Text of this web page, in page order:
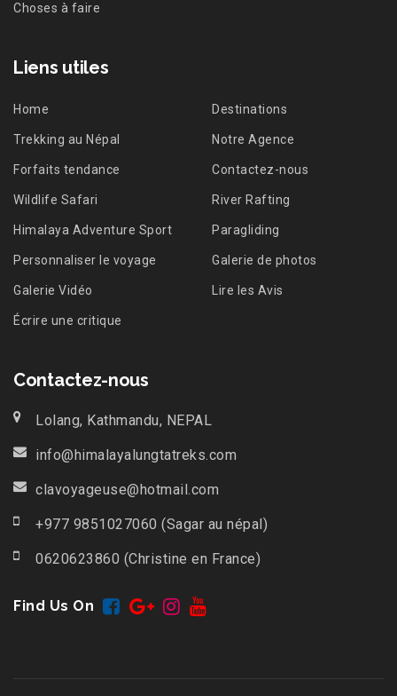
Choses à faire
Liens utiles
Home Destinations
Trekking au Népal Notre Agence
Forfaits tendance Contactez-nous
Wildlife Safari River Rafting
Himalaya Adventure Sport Paragliding
Personnaliser le voyage Galerie de photos
Galerie Vidéo Lire les Avis
Écrire une critique
Contactez-nous
Lolang, Kathmandu, NEPAL
info@himalayalungtatreks.com
clavoyageuse@hotmail.com
+977 9851027060 (Sagar au népal)
0620623860 (Christine en France)
Find Us On